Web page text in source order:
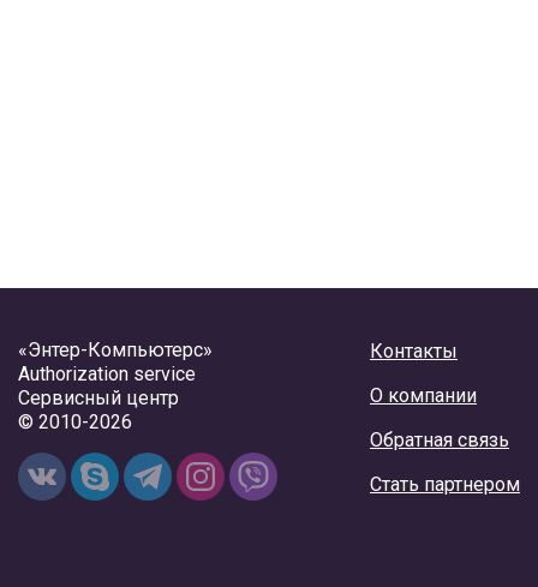
«Энтер-Компьютерс»
Authorization service
Сервисный центр
© 2010-2026
Контакты
О компании
Обратная связь
Стать партнером